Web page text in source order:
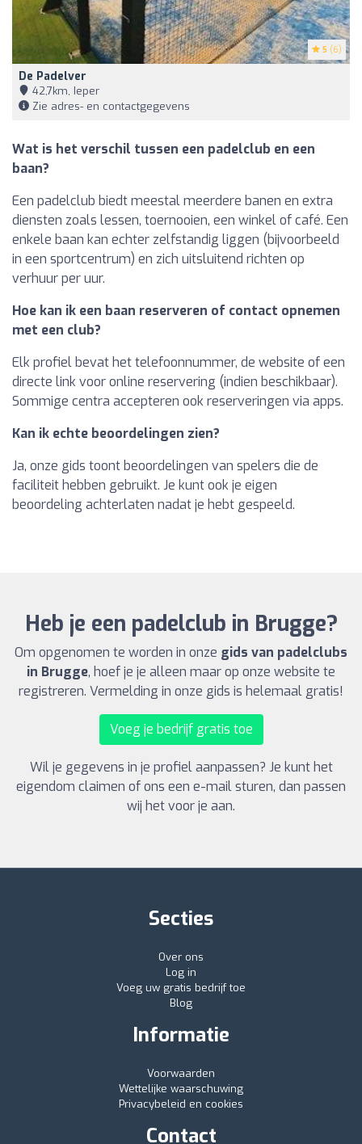
5 (6)
De Padelver
42,7km, Ieper
Zie adres- en contactgegevens
Wat is het verschil tussen een padelclub en een
baan?
Een padelclub biedt meestal meerdere banen en extra
diensten zoals lessen, toernooien, een winkel of café. Een
enkele baan kan echter zelfstandig liggen (bijvoorbeeld
in een sportcentrum) en zich uitsluitend richten op
verhuur per uur.
Hoe kan ik een baan reserveren of contact opnemen
met een club?
Elk profiel bevat het telefoonnummer, de website of een
directe link voor online reservering (indien beschikbaar).
Sommige centra accepteren ook reserveringen via apps.
Kan ik echte beoordelingen zien?
Ja, onze gids toont beoordelingen van spelers die de
faciliteit hebben gebruikt. Je kunt ook je eigen
beoordeling achterlaten nadat je hebt gespeeld.
Heb je een padelclub in Brugge?
Om opgenomen te worden in onze gids van padelclubs
in Brugge, hoef je je alleen maar op onze website te
registreren. Vermelding in onze gids is helemaal gratis!
Voeg je bedrijf gratis toe
Wil je gegevens in je profiel aanpassen? Je kunt het
eigendom claimen of ons een e-mail sturen, dan passen
wij het voor je aan.
Secties
Over ons
Log in
Voeg uw gratis bedrijf toe
Blog
Informatie
Voorwaarden
Wettelijke waarschuwing
Privacybeleid en cookies
Contact